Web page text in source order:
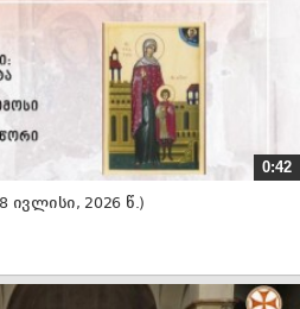
0:42
2026 წ.)